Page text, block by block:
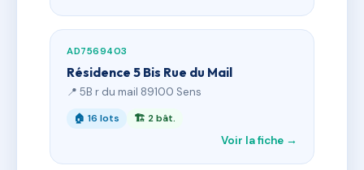
AD7569403
Résidence 5 Bis Rue du Mail
📍 5B r du mail 89100 Sens
🏠 16 lots 🏗 2 bât.
Voir la fiche →